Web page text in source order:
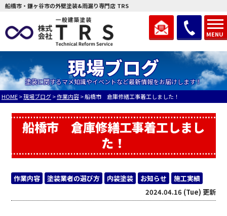
MENU
船橋市・鎌ヶ谷市の外壁塗装&雨漏り専門店 TRS
現場ブログ
塗装に関するマメ知識やイベントなど最新情報をお届けします！
HOME>現場ブログ>作業内容>船橋市 倉庫修繕工事着工しました！
船橋市 倉庫修繕工事着工しまし
た！
作業内容 塗装業者の選び方 内装塗装 お知らせ
施工実績
2024.04.16 (Tue) 更新